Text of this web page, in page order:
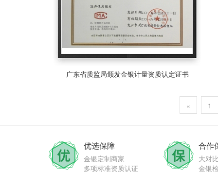
广东省质监局颁发金银计量资质认定证书
« 1
优选保障
金银定制商家
多项标准资质认证
合作
大对
金银